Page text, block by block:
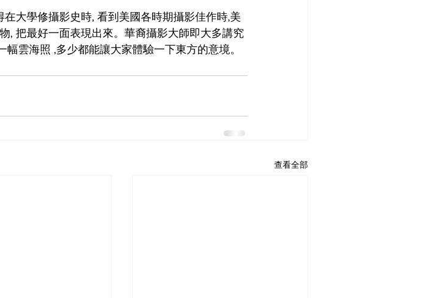
, 把最好一面表現出來。華裔攝影大師即大多講究
幅雲海照 ,多少都能讓大家體驗一下東方的意境。
查看全部